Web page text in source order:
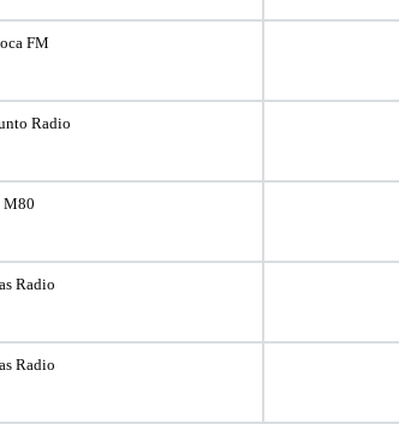
FM
Radio
M80
Radio
Radio